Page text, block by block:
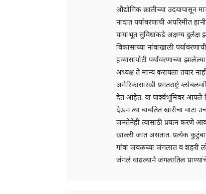
औद्योगिक क्रांतीच्या
नादात पर्यावरणाची अपरिमीत
पायाभूत सुविधांकडे अक्षम्य दुर्लक्ष
विकासाच्या नांवाखाली
हव्यासापोटी पर्यावरणाच्या
अध्यक्ष ते मान्य करायला तयार
अमेरिकासारखी प्रगतराष्ट्रे
देत आहेत. या पार्श्वभूमिवर आपले
देऊन त्या बाबतित खारीचा वाटा
जनतेनेही त्यासाठी प्रयत्न करणे
खाल्ली जात असतात. प्रत्येक
गांवा जवळच्या जंगलात व शहरी
जंगलं वाढल्याने जंगलातिल